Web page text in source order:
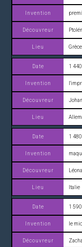
Grèce
1 440
1 480
Italie
1 590
le